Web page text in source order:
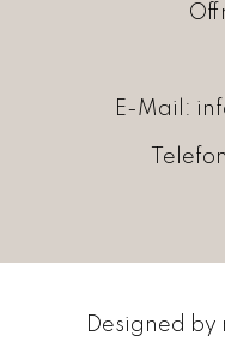
E-Mail:
Designed by